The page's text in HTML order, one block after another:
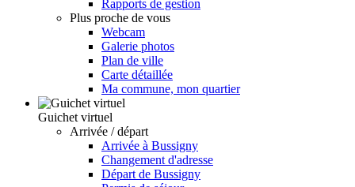
Rapports de gestion
Plus proche de vous
Webcam
Galerie photos
Plan de ville
Carte détaillée
Ma commune, mon quartier
Guichet virtuel
Arrivée / départ
Arrivée à Bussigny
Changement d'adresse
Départ de Bussigny